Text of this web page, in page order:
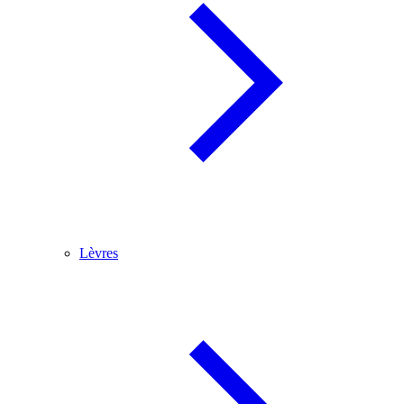
Lèvres